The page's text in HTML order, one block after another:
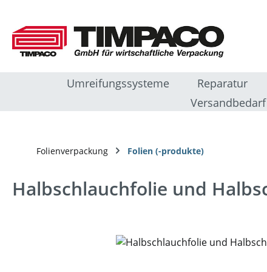
Umreifungssysteme Reparatur
Versandbedarf
Folienverpackung Folien (-produkte)
Halbschlauchfolie und
Bildergalerie überspringen